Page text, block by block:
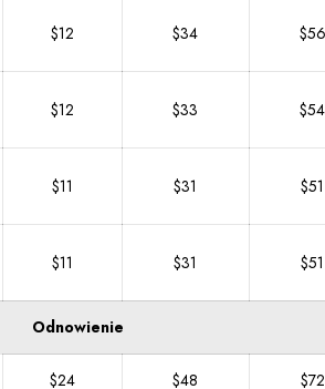
$12 $34 $56
$12 $33 $54
$11 $31 $51
$11 $31 $51
Odnowienie
$24 $48 $72